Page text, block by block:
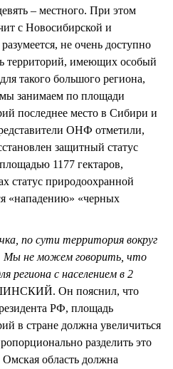
– местного. При этом
с Новосибирской и
не очень доступно
территорий, имеющих особый
такого большого региона,
занимаем по площади
последнее место в Сибири и
ОНФ отметили,
защитный статус
1177 гектаров,
статус природоохранной
«нападению» «черных
по сути территория вокруг
Мы не можем говорить, что
региона с населением в 2
Он пояснил, что
РФ, площадь
в стране должна увеличиться
разделить это
область должна